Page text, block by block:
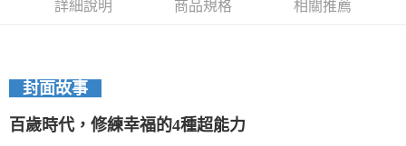
每筆NT$50，滿NT$499(含以上)免運費
付款後7-11取貨
每筆NT$60，滿NT$799(含以上)免運費
詳細說明 商品規格 相關推薦
封面故事
百歲時代，修練幸福的4種超能力